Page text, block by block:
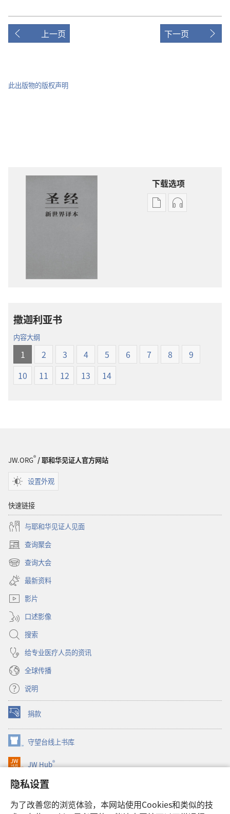
隐私设置
为了改善您的浏览体验，本网站使用Cookies和类似的技
上一页 下一页
此出版物的版权声明
下载选项
电
新
录
译
撒迦利亚书
内容大纲
1 2 3 4 5 6 7 8
9
10
11 12 13 14
JW.ORG® / 耶和华见证人官方网站
设置外观
快速链接
与耶和华见证人见面
查询聚会
（打
开
新
窗
口）
查询大会
（打
开
新
窗
最新资料
影片
口述影像
搜索
给专业医疗人员的资讯
全球传播
说明
捐款
（打
开
新
窗
口）
守望台线上书库
（打
开
新
口）
JW Hub®
（打
开
新
窗
口）
JW Library®
Watchtower Library